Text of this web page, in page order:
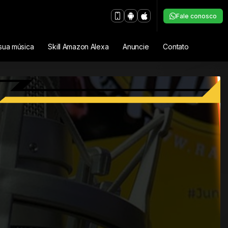
Fale conosco
música Skill Amazon Alexa Anuncie Contato